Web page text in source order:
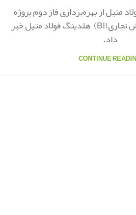
متیل از بهره‌برداری فاز دوم پروژه
داشبورد مدیریتی هوش تجاری(BI) هلدینگ فولاد متیل خبر
داد.
CONTINUE